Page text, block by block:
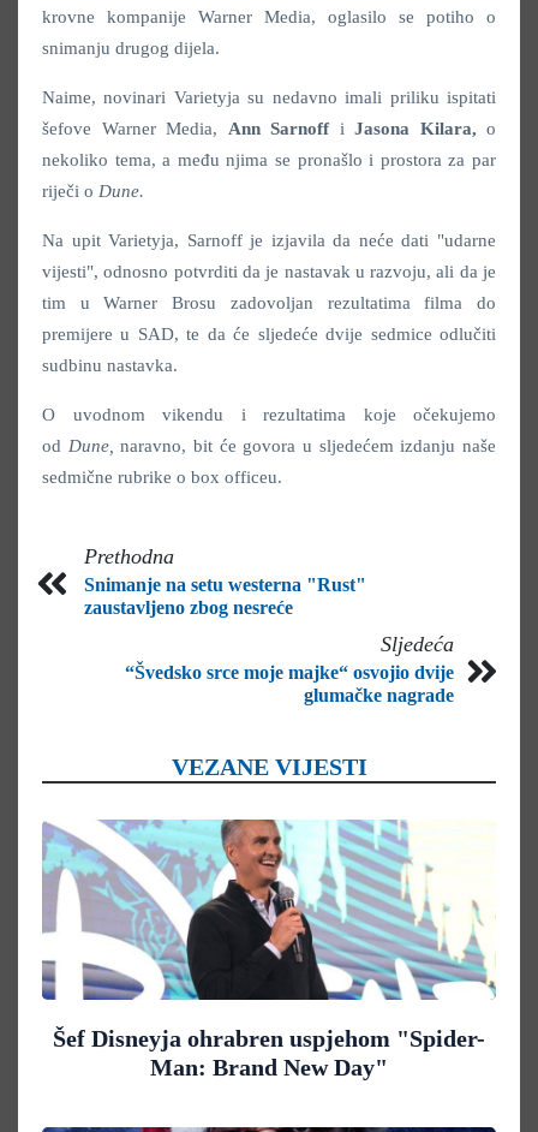
krovne kompanije Warner Media, oglasilo se potiho o
snimanju drugog dijela.
Naime, novinari Varietyja su nedavno imali priliku ispitati
šefove Warner Media, Ann Sarnoff i Jasona Kilara, o
nekoliko tema, a među njima se pronašlo i prostora za par
riječi o Dune.
Na upit Varietyja, Sarnoff je izjavila da neće dati "udarne
vijesti", odnosno potvrditi da je nastavak u razvoju, ali da je
tim u Warner Brosu zadovoljan rezultatima filma do
premijere u SAD, te da će sljedeće dvije sedmice odlučiti
sudbinu nastavka.
O uvodnom vikendu i rezultatima koje očekujemo
od Dune,naravno, bit će govora u sljedećem izdanju naše
sedmične rubrike o box officeu.
Prethodna
Snimanje na setu westerna "Rust"
zaustavljeno zbog nesreće
Sljedeća
“Švedsko srce moje majke“ osvojio dvije
glumačke nagrade
VEZANE VIJESTI
Šef Disneyja ohrabren uspjehom "Spider-
Man: Brand New Day"